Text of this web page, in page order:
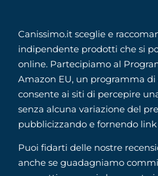
Canissimo.it sceglie e
indipendente prodotti che si
online. Partecipiamo al
Amazon EU, un programma
consente ai siti di percepire
senza alcuna variazione del
pubblicizzando e fornendo
Puoi fidarti delle nostre
anche se guadagniamo